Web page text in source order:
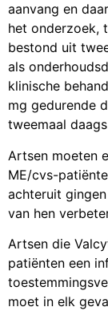
aanvang en
het onderzoek,
bestond uit
als
klinische
mg gedurende
tweemaal
Artsen moeten
ME/cvs-
achteruit
van hen
Artsen die
patiënten een
moet in elk